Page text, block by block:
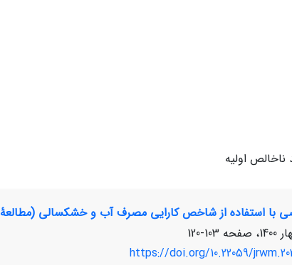
ناخالص اولیه
با استفاده از شاخص کارایی مصرف آب و خشکسالی
103-120
https://doi.org/10.22059/